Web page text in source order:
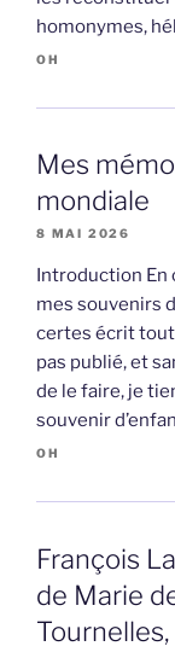
homonymes,
OH
Mes
mondiale
8 MAI 2026
Introduction En
mes souvenirs
certes écrit tout
pas publié, et
de le faire, je
souvenir
OH
François
de Marie